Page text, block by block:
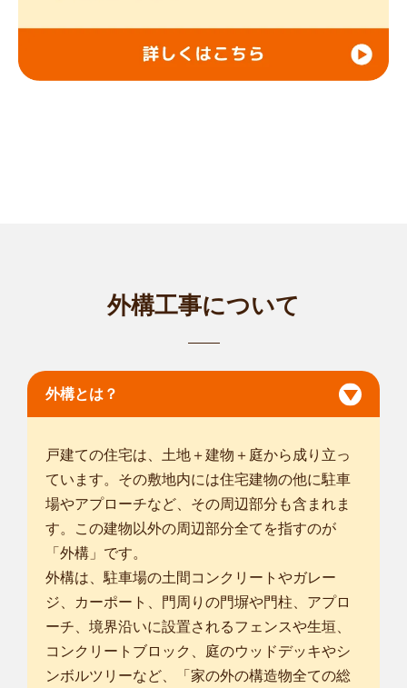
外構工事について
外構とは？
戸建ての住宅は、土地＋建物＋庭から成り立っ
ています。その敷地内には住宅建物の他に駐車
場やアプローチなど、その周辺部分も含まれま
す。この建物以外の周辺部分全てを指すのが
「外構」です。
外構は、駐車場の土間コンクリートやガレー
ジ、カーポート、門周りの門塀や門柱、アプロ
ーチ、境界沿いに設置されるフェンスや生垣、
コンクリートブロック、庭のウッドデッキやシ
ンボルツリーなど、「家の外の構造物全ての総